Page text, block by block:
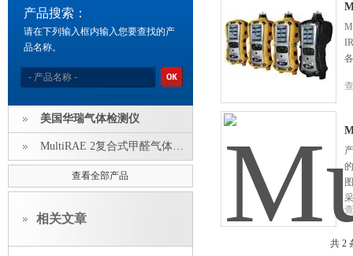
产品搜索：
请在下列输入框内输入您要查找的产
品名称。
美国华瑞气体检测仪
MultiRAE 2复合式甲醛气体探测器
查看全部产品
相关文章
共 2